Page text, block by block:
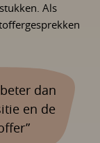
Als
dan
en de